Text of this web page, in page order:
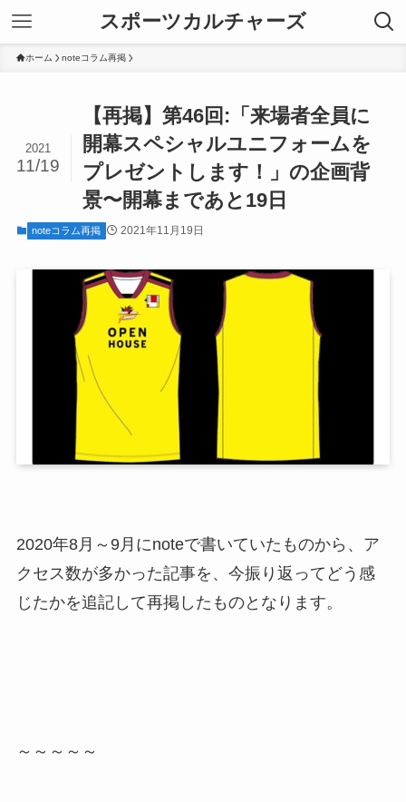
スポーツカルチャーズ
ホーム noteコラム再掲
【再掲】第46回:「来場者全員に
開幕スペシャルユニフォームを
プレゼントします！」の企画背
景〜開幕まであと19日
2021
11/19
noteコラム再掲 2021年11月19日
2020年8月～9月にnoteで書いていたものから、ア
クセス数が多かった記事を、今振り返ってどう感
じたかを追記して再掲したものとなります。
～～～～～